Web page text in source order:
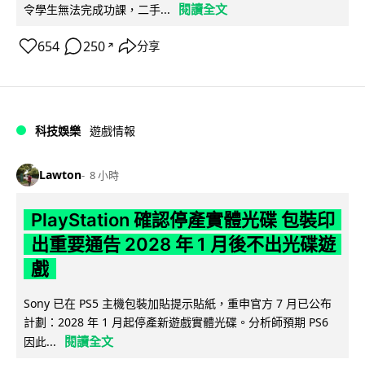
令學生無法完成功課，二手...
閱讀全文
654 250 ↗ 分享
科技娛樂 遊戲情報
Lawton 8 小時
PlayStation 確認停產實體光碟 包裝印
出重要通告 2028 年 1 月後不出光碟遊
戲
Sony 已在 PS5 主機包裝加貼提示貼紙，重申官方 7 月已公布
計劃：2028 年 1 月起停產新遊戲實體光碟。分析師預期 PS6
因此...
閱讀全文